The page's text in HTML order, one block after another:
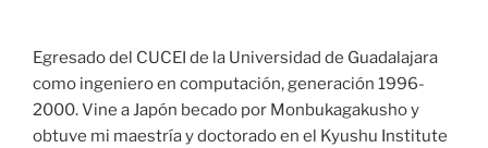
Egresado del CUCEI de la Universidad de Guadalajara
como ingeniero en computación, generación 1996-
2000. Vine a Japón becado por Monbukagakusho y
obtuve mi maestría y doctorado en el Kyushu Institute